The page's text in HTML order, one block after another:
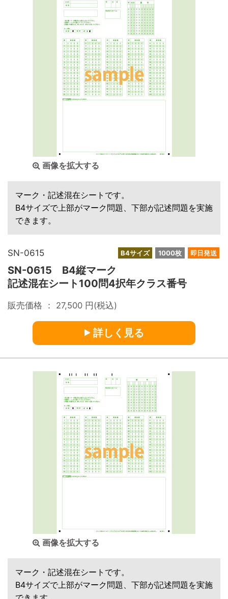
画像を拡大する
マーク・記述混在シートです。
B4サイズで上部がマーク問題、下部が記述問題を実施
できます。
B4サイズ 1000枚 即日発送
SN-0615
SN-0615 B4縦マーク
記述混在シート100問4択年クラス番号
販売価格 ： 27,500 円(税込)
詳しく見る
画像を拡大する
マーク・記述混在シートです。
B4サイズで上部がマーク問題、下部が記述問題を実施